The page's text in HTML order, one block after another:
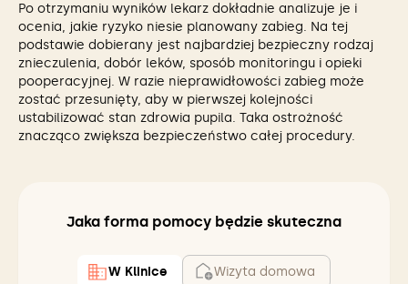
Po otrzymaniu wyników lekarz dokładnie analizuje je i
ocenia, jakie ryzyko niesie planowany zabieg. Na tej
podstawie dobierany jest najbardziej bezpieczny rodzaj
znieczulenia, dobór leków, sposób monitoringu i opieki
pooperacyjnej. W razie nieprawidłowości zabieg może
zostać przesunięty, aby w pierwszej kolejności
ustabilizować stan zdrowia pupila. Taka ostrożność
znacząco zwiększa bezpieczeństwo całej procedury.
Jaka forma pomocy będzie skuteczna
W Klinice Wizyta domowa